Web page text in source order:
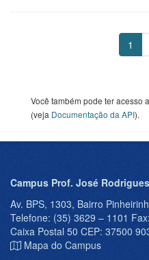
1
Você também pode ter acesso
(veja Documentação da API).
Campus Prof. José
Av. BPS, 1303, Bairro
Telefone: (35) 3629 – 1101
Caixa Postal 50 CEP: 37500
Mapa do Campus